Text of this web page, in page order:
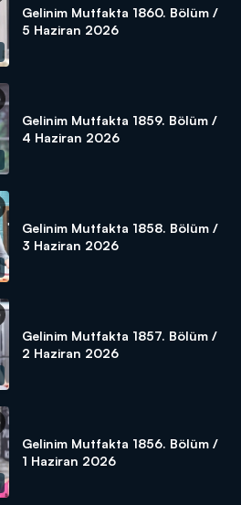
Gelinim Mutfakta 1860. Bölüm /
5 Haziran 2026
Gelinim Mutfakta 1859. Bölüm /
4 Haziran 2026
Gelinim Mutfakta 1858. Bölüm /
3 Haziran 2026
Gelinim Mutfakta 1857. Bölüm /
2 Haziran 2026
Gelinim Mutfakta 1856. Bölüm /
1 Haziran 2026